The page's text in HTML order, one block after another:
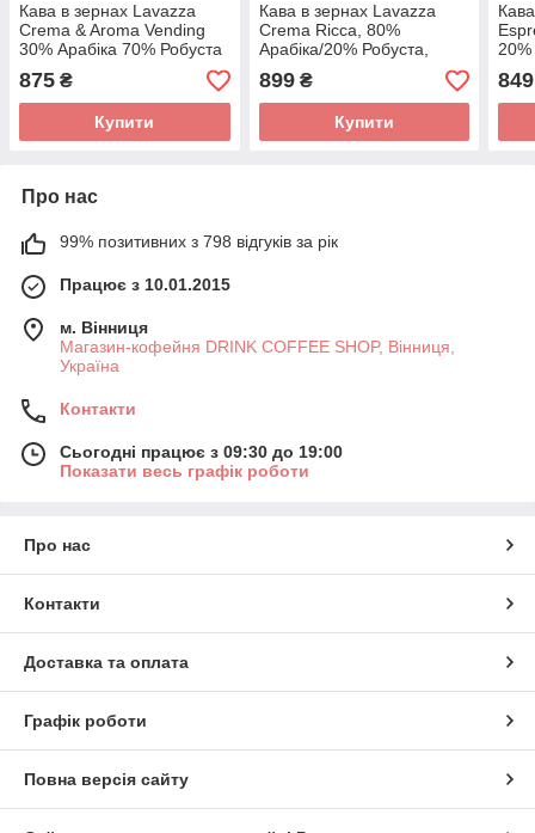
Кава в зернах Lavazza
Crema & Aroma Vending
30% Арабіка 70% Робуста
Італія 1 кг
875 ₴
Купити
Кава в зернах Lavazza
Crema Ricca, 80%
Арабіка/20% Робуста,
Італія, 1 кг
899₴
Купити
20%
849
Про нас
99% позитивних з 798 відгуків за рік
Працює з 10.01.2015
м. Вінниця
Магазин-кофейня DRINK COFFEE SHOP, Вінниця,
Україна
Контакти
Сьогодні працює з 09:30 до 19:00
Показати весь графік роботи
Про нас
Контакти
Доставка та оплата
Графік роботи
Повна версія сайту